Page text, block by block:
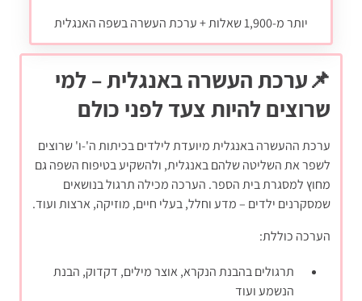
יותר מ-1,900 שאלות + ערכת העשרה בשפה האנגלית
📌ערכת העשרה באנגלית – למי
שרוצים להיות צעד לפני כולם
ערכת ההעשרה באנגלית מיועדת לילדים בכיתות ה'-ו' שרוצים
לשפר את השליטה שלהם באנגלית, ולהשקיע בטיפוח השפה גם
מחוץ למסגרת בית הספר. הערכה מכילה תרגול בנושאים
שמסקרנים ילדים – מדע וחלל, בעלי חיים, מוזיקה, ארצות ועוד.
הערכה כוללת:
תרגולים בהבנת הנקרא, אוצר מילים, דקדוק, הבנת
הנשמע ועוד